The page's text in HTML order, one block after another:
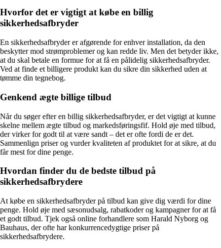
Hvorfor det er vigtigt at købe en billig
sikkerhedsafbryder
En sikkerhedsafbryder er afgørende for enhver installation, da den
beskytter mod strømproblemer og kan redde liv. Men det betyder ikke,
at du skal betale en formue for at få en pålidelig sikkerhedsafbryder.
Ved at finde et billigere produkt kan du sikre din sikkerhed uden at
tømme din tegnebog.
Genkend ægte billige tilbud
Når du søger efter en billig sikkerhedsafbryder, er det vigtigt at kunne
skelne mellem ægte tilbud og markedsføringsfif. Hold øje med tilbud,
der virker for godt til at være sandt – det er ofte fordi de er det.
Sammenlign priser og vurder kvaliteten af produktet for at sikre, at du
får mest for dine penge.
Hvordan finder du de bedste tilbud på
sikkerhedsafbrydere
At købe en sikkerhedsafbryder på tilbud kan give dig værdi for dine
penge. Hold øje med sæsonudsalg, rabatkoder og kampagner for at få
et godt tilbud. Tjek også online forhandlere som Harald Nyborg og
Bauhaus, der ofte har konkurrencedygtige priser på
sikkerhedsafbrydere.